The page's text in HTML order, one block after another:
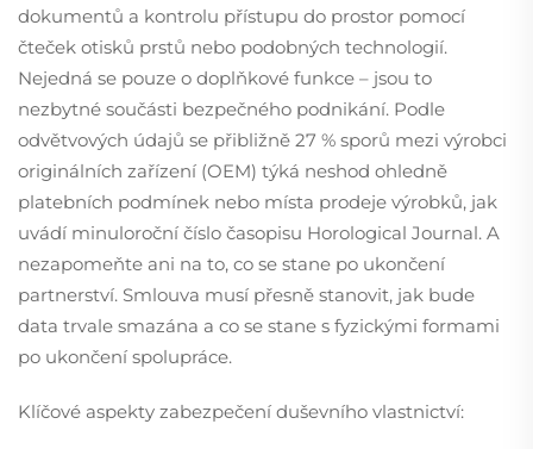
dokumentů a kontrolu přístupu do prostor pomocí
čteček otisků prstů nebo podobných technologií.
Nejedná se pouze o doplňkové funkce – jsou to
nezbytné součásti bezpečného podnikání. Podle
odvětvových údajů se přibližně 27 % sporů mezi výrobci
originálních zařízení (OEM) týká neshod ohledně
platebních podmínek nebo místa prodeje výrobků, jak
uvádí minuloroční číslo časopisu Horological Journal. A
nezapomeňte ani na to, co se stane po ukončení
partnerství. Smlouva musí přesně stanovit, jak bude
data trvale smazána a co se stane s fyzickými formami
po ukončení spolupráce.
Klíčové aspekty zabezpečení duševního vlastnictví: